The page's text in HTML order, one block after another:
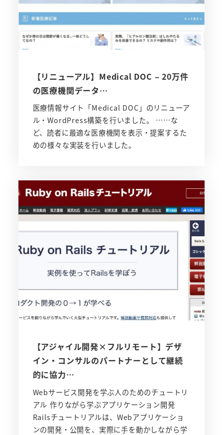
【リニューアル】Medical DOC – 20万件
の医療機関データ…
医療情報サイト「Medical DOC」のリニューア
ル・WordPress構築を行いました。 ……な
ど、読者に最適な医療機関を表示・提案するた
めの様々な実装を行いました。
【アジャイル開発×フルリモート】デザ
イン・コンサルのパートナーとして継続
的に協力…
Webサービス開発を学ぶ人のためのチュートリ
アル 作りながら学ぶアプリケーション開発
Railsチュートリアルは、Webアプリケーショ
ンの開発・公開を、実際に手を動かしながら学